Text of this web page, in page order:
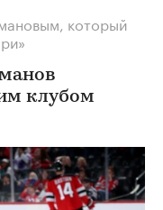
который
клубом